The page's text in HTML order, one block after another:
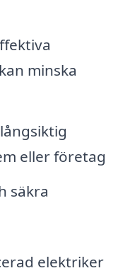
minska
eller företag
säkra
elektriker